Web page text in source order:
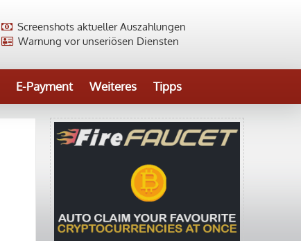
Screenshots aktueller Auszahlungen
Warnung vor unseriösen Diensten
E-Payment Weiteres Tipps